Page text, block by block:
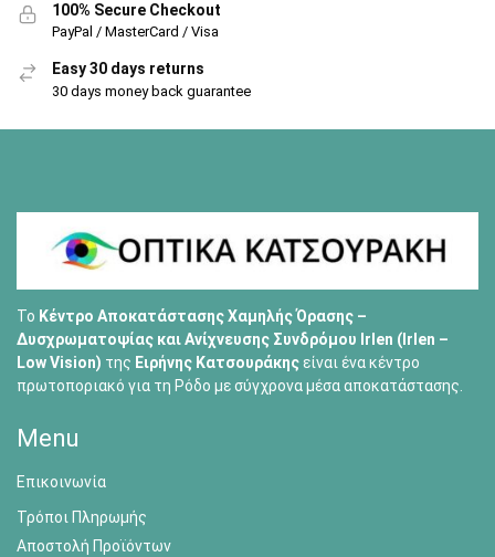
100% Secure Checkout
PayPal / MasterCard / Visa
Easy 30 days returns
30 days money back guarantee
Το Κέντρο Αποκατάστασης Χαμηλής Όρασης –
Δυσχρωματοψίας και Ανίχνευσης Συνδρόμου Irlen (Irlen –
Low Vision) της Ειρήνης Κατσουράκηςείναι ένα κέντρο
πρωτοποριακό για τη Ρόδο με σύγχρονα μέσα αποκατάστασης.
Menu
Επικοινωνία
Τρόποι Πληρωμής
Αποστολή Προϊόντων